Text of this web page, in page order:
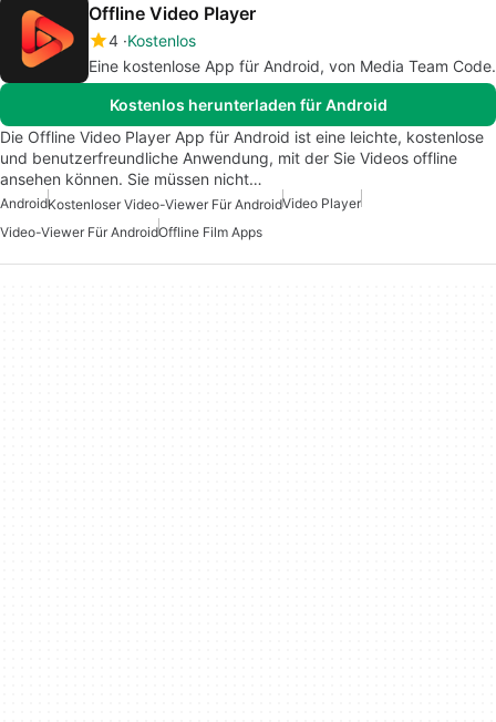
Offline Video Player
4 Kostenlos
Eine kostenlose App für Android, von Media Team Code.
Kostenlos herunterladen für Android
Die Offline Video Player App für Android ist eine leichte, kostenlose
und benutzerfreundliche Anwendung, mit der Sie Videos offline
ansehen können. Sie müssen nicht…
AndroidKostenloser Video-Viewer Für AndroidVideo Player
Video-Viewer Für AndroidOffline Film Apps